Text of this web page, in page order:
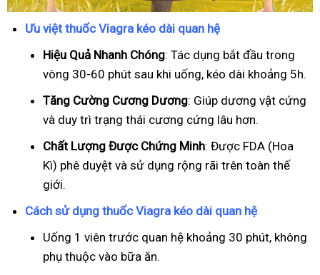
Ưu việt thuốc Viagra kéo dài quan hệ
Hiệu Quả Nhanh Chóng: Tác dụng bắt đầu trong
vòng 30-60 phút sau khi uống, kéo dài khoảng 5h.
Tăng Cường Cương Dương: Giúp dương vật cứng
và duy trì trạng thái cương cứng lâu hơn.
Chất Lượng Được Chứng Minh: Được FDA (Hoa
Kì) phê duyệt và sử dụng rộng rãi trên toàn thế
giới.
Cách sử dụng thuốc Viagra kéo dài quan hệ
Uống 1 viên trước quan hệ khoảng 30 phút, không
phụ thuộc vào bữa ăn.